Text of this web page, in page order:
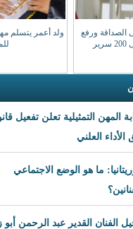
يتسلم مهامه نقيبا للهيئة الوطنية
تفعيل قانون
أبو زهرة